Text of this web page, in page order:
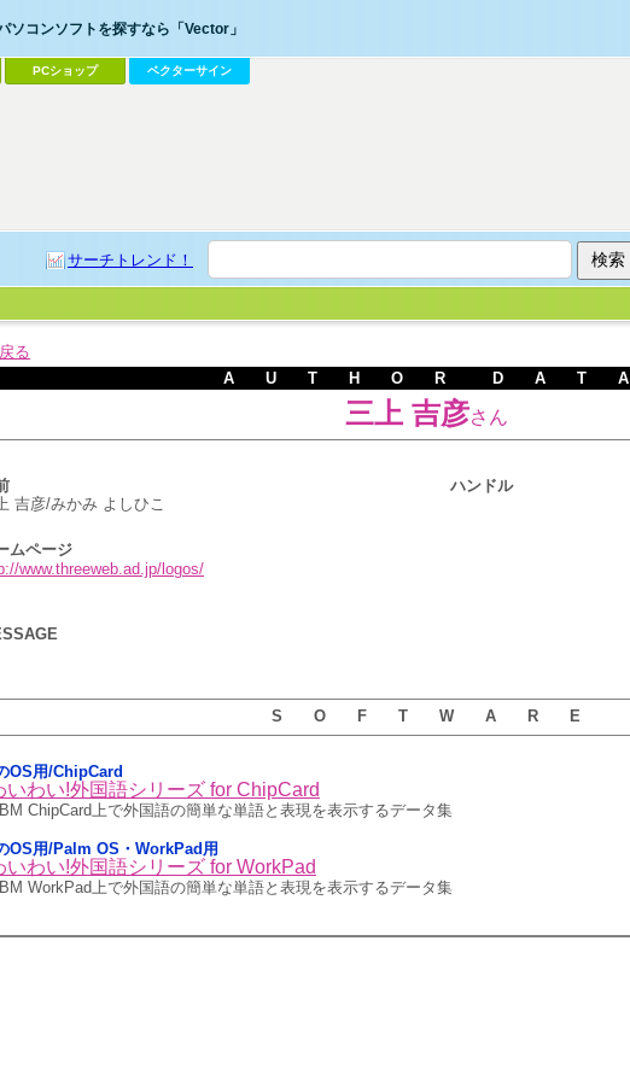
ソコンソフトを探すなら「Vector」
PCショップ ベクターサイン
サーチトレンド！
戻る
A U T H O R D A T A
三上 吉彦さん
吉彦/みかみ よしひこ
ハンドル
ムページ
www.threeweb.ad.jp/logos/
S O F T W A R E
OS用/ChipCard
いわい!外国語シリーズ for ChipCard
IBM ChipCard上で外国語の簡単な単語と表現を表示するデータ集
OS用/Palm OS・WorkPad用
いわい!外国語シリーズ for WorkPad
IBM WorkPad上で外国語の簡単な単語と表現を表示するデータ集